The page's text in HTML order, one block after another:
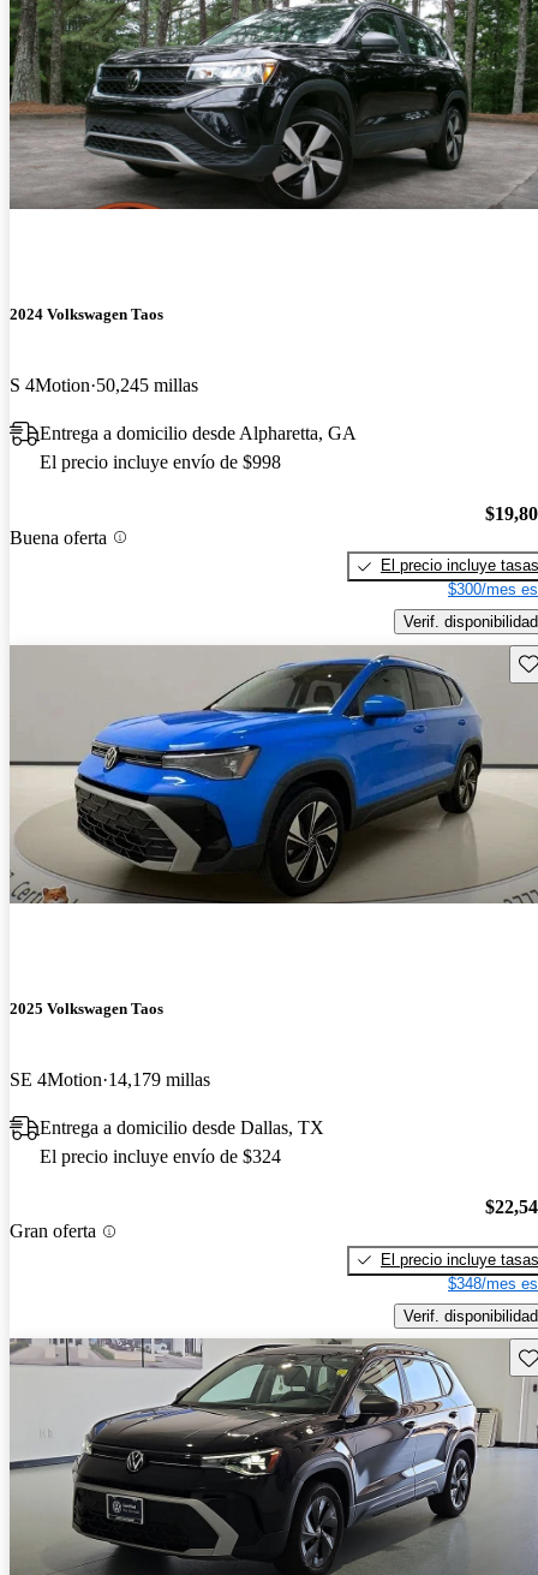
2024 Volkswagen Taos
S 4Motion 50,245 millas
Entrega a domicilio desde Alpharetta, GA
El precio incluye envío de $998
Buena oferta
El precio incluye tasas
$300/mes
Verif. disponibilidad
2025 Volkswagen Taos
SE 4Motion 14,179 millas
Entrega a domicilio desde Dallas, TX
El precio incluye envío de $324
Gran oferta
El precio incluye tasas
$348/mes
Verif. disponibilidad